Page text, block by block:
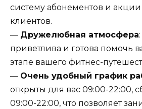
систему абонементов и
клиентов.
— Дружелюбная атмосфера
приветлива и готова помочь
этапе вашего фитнес-
— Очень удобный график
открыты для вас 09:00-22:00,
09:00-22:00, что позволяет